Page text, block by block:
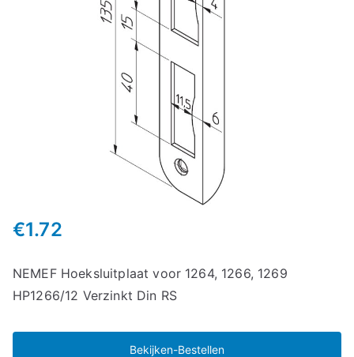
€1.72
NEMEF Hoeksluitplaat voor 1264, 1266, 1269
HP1266/12 Verzinkt Din RS
Bekijken-Bestellen